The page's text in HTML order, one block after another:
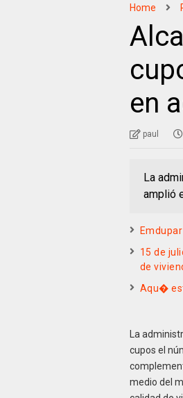
Home
en
paul
La
amplió
15 de
de
Aqu�
La
cupos el
medio del